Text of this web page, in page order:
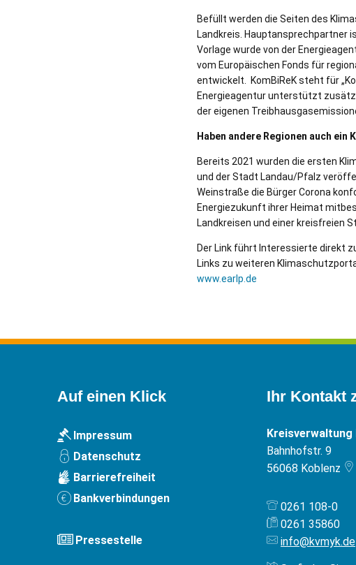
Befüllt werden die Seiten des
Landkreis. Hauptansprechpartner
Vorlage wurde von der
vom Europäischen Fonds für
entwickelt. KomBiReK steht für
Energieagentur unterstützt
der eigenen
Haben andere Regionen auch ein
Bereits 2021 wurden die ersten
und der Stadt Landau/Pfalz
Weinstraße die Bürger Corona
Energiezukunft ihrer Heimat
Landkreisen und einer kreisfreien
Der Link führt Interessierte direkt
Links zu weiteren
www.earlp.de
Auf einen Klick
Impressum
Datenschutz
Barrierefreiheit
Bankverbindungen
Pressestelle
Ihr Kontakt
Kreisverwaltung
Bahnhofstr. 9
56068 Koblenz
0261 108-0
0261 35860
info@kvmyk.de